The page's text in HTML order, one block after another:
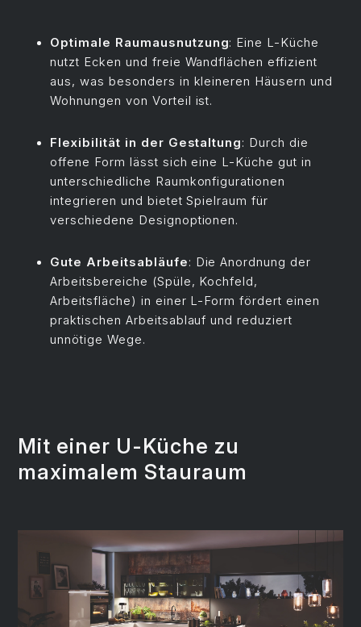
Optimale Raumausnutzung: Eine L-Küche
nutzt Ecken und freie Wandflächen effizient
aus, was besonders in kleineren Häusern und
Wohnungen von Vorteil ist.
Flexibilität in der Gestaltung: Durch die
offene Form lässt sich eine L-Küche gut in
unterschiedliche Raumkonfigurationen
integrieren und bietet Spielraum für
verschiedene Designoptionen.
Gute Arbeitsabläufe: Die Anordnung der
Arbeitsbereiche (Spüle, Kochfeld,
Arbeitsfläche) in einer L-Form fördert einen
praktischen Arbeitsablauf und reduziert
unnötige Wege.
Mit einer U-Küche zu
maximalem Stauraum